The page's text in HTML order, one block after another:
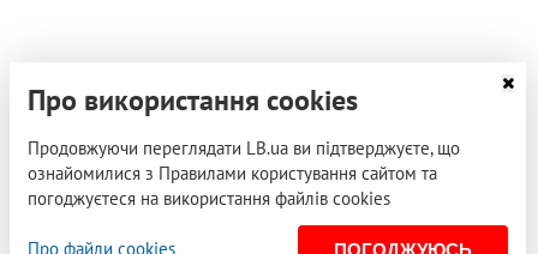
Про використання cookies
Продовжуючи переглядати LB.ua ви підтверджуєте, що
ознайомилися з Правилами користування сайтом та
погоджуєтеся на використання файлів cookies
Про файли cookies ПОГОДЖУЮСЬ